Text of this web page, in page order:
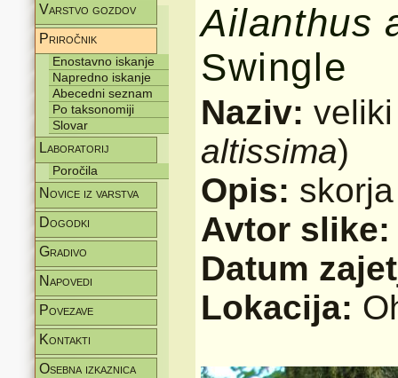
Varstvo gozdov
Priročnik
Enostavno iskanje
Napredno iskanje
Abecedni seznam
Po taksonomiji
Slovar
Laboratorij
Poročila
Novice iz varstva
Dogodki
Gradivo
Napovedi
Povezave
Kontakti
Osebna izkaznica
Ailanthus
Swingle
Naziv:
altissima)
Opis:
Avtor
Datum
Lokacija: